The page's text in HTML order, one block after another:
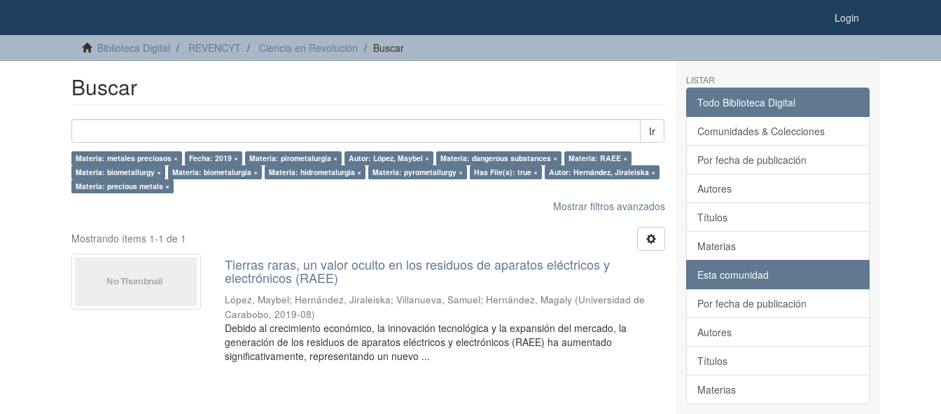
Login
Biblioteca Digital REVENCYT Ciencia en Revolución Buscar
Buscar
Ir
Materia: metales preciosos × Fecha: 2019 × Materia: pirometalurgia × Autor: López, Maybel × Materia: dangerous substances ×
Materia: RAEE ×
Materia: biometallurgy ×
Materia: biometalurgia × Materia: hidrometalurgia × Materia: pyrometallurgy × Has File(s): true ×
Autor: Hernández, Jiraleiska ×
Materia: precious metals ×
Mostrar filtros avanzados
Mostrando ítems 1-1 de 1
Tierras raras, un valor oculto en los residuos de aparatos eléctricos y
electrónicos (RAEE)
López, Maybel; Hernández, Jiraleiska;Villanueva, Samuel; Hernández, Magaly (Universidad de
Carabobo,2019-08)
Debido al crecimiento económico, la innovación tecnológica y la expansión del mercado, la
generación de los residuos de aparatos eléctricos y electrónicos (RAEE) ha aumentado
significativamente, representando un nuevo ...
LISTAR
Todo Biblioteca Digital
Comunidades & Colecciones
Por fecha de publicación
Autores
Títulos
Materias
Esta comunidad
Por fecha de publicación
Autores
Títulos
Materias